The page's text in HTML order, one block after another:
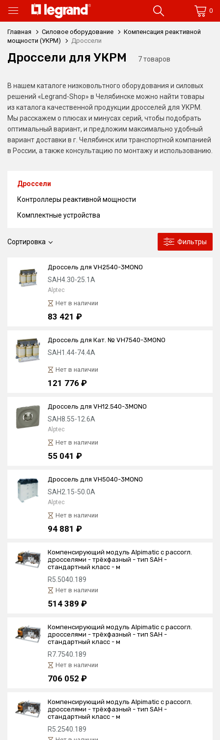
0
Главная Силовое оборудование
Компенсация реактивной
мощности (УКРМ)
Дроссели
Дроссели для УКРМ 7 товаров
В нашем каталоге низковольтного оборудования и силовых
решений «Legrand-Shop» в Челябинске можно найти товары
из каталога качественной продукции дросселей для УКРМ.
Мы расскажем о плюсах и минусах серий, чтобы подобрать
оптимальный вариант, и предложим максимально удобный
вариант доставки в г. Челябинск или транспортной компанией
в России, а также консультацию по монтажу и использованию.
Сортировка Фильтры
Дроссель для VH2540-3MONO
SAH4.30-25.1A
Alptec
Нет в наличии
83 421 ₽
Дроссель для Кат. № VH7540-3MONO
SAH1.44-74.4A
Нет в наличии
121 776 ₽
Дроссель для VH12.540-3MONO
SAH8.55-12.6A
Alptec
Нет в наличии
55 041 ₽
Дроссель для VH5040-3MONO
SAH2.15-50.0A
Alptec
Нет в наличии
94 881 ₽
Компенсирующий модуль Alpimatic с рассогл.
дросселями - трёхфазный - тип SAН -
стандартный класс - м
R5.5040.189
Нет в наличии
514 389 ₽
Компенсирующий модуль Alpimatic с рассогл.
дросселями - трёхфазный - тип SAН -
стандартный класс - м
R7.7540.189
Нет в наличии
706 052 ₽
Компенсирующий модуль Alpimatic с рассогл.
дросселями - трёхфазный - тип SAН -
стандартный класс - м
R5.2540.189
Дроссели
Контроллеры реактивной мощности
Комплектные устройства